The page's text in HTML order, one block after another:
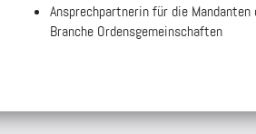
Ansprechpartnerin für die
Branche Ordensgemeinschaften